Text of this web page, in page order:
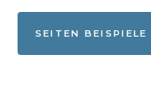
SEITEN BEISPIELE